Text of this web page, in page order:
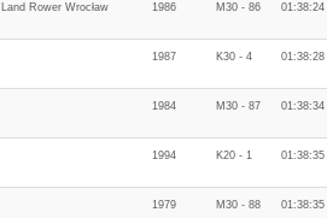
Land Rower Wrocław 1986 M30 - 86 01:38:24
1987 K30 - 4 01:38:28
1984 M30 - 87 01:38:34
1994 K20 - 1 01:38:35
1979 M30 - 88 01:38:35